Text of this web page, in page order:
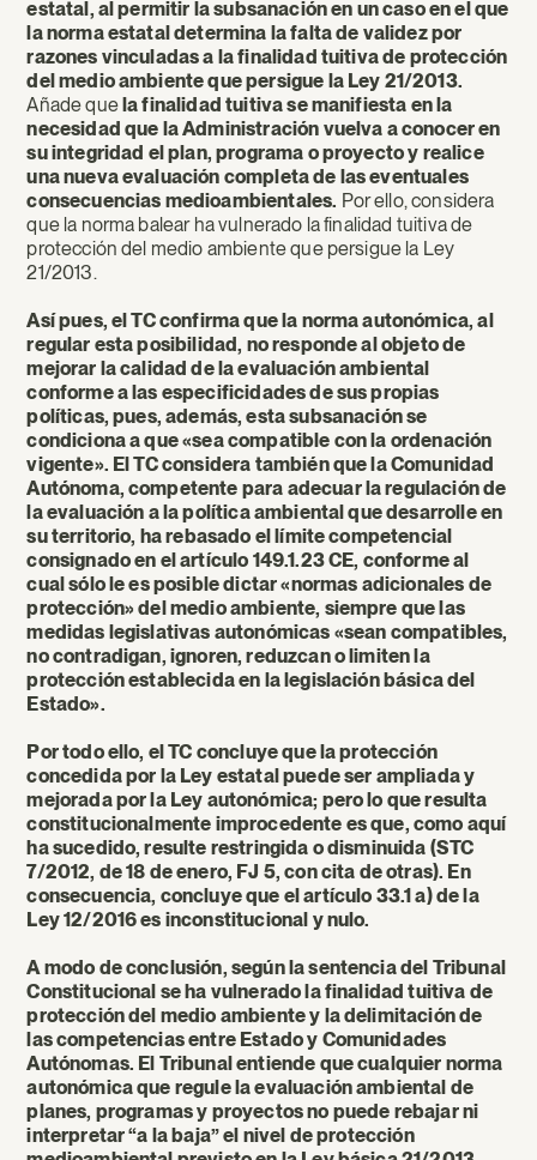
estatal, al permitir la subsanación en un caso en el que
la norma estatal determina la falta de validez por
razones vinculadas a la finalidad tuitiva de protección
del medio ambiente que persigue la Ley 21/2013.
Añade quela finalidad tuitiva se manifiesta en la
necesidad que la Administración vuelva a conocer en
su integridad el plan, programa o proyecto y realice
una nueva evaluación completa de las eventuales
consecuencias medioambientales. Por ello, considera
que la norma balear ha vulnerado la finalidad tuitiva de
protección del medio ambiente que persigue la Ley
21/2013.
Así pues, el TC confirma que la norma autonómica, al
regular esta posibilidad, no responde al objeto de
mejorar la calidad de la evaluación ambiental
conforme a las especificidades de sus propias
políticas, pues, además, esta subsanación se
condiciona a que «sea compatible con la ordenación
vigente». El TC considera también que la Comunidad
Autónoma, competente para adecuar la regulación de
la evaluación a la política ambiental que desarrolle en
su territorio, ha rebasado el límite competencial
consignado en el artículo 149.1.23 CE, conforme al
cual sólo le es posible dictar «normas adicionales de
protección» del medio ambiente, siempre que las
medidas legislativas autonómicas «sean compatibles,
no contradigan, ignoren, reduzcan o limiten la
protección establecida en la legislación básica del
Estado».
Por todo ello, el TC concluye que la protección
concedida por la Ley estatal puede ser ampliada y
mejorada por la Ley autonómica; pero lo que resulta
constitucionalmente improcedente es que, como aquí
ha sucedido, resulte restringida o disminuida (STC
7/2012, de 18 de enero, FJ 5, con cita de otras). En
consecuencia, concluye que el artículo 33.1 a) de la
Ley 12/2016 es inconstitucional y nulo.
A modo de conclusión, según la sentencia del Tribunal
Constitucional se ha vulnerado la finalidad tuitiva de
protección del medio ambiente y la delimitación de
las competencias entre Estado y Comunidades
Autónomas. El Tribunal entiende que cualquier norma
autonómica que regule la evaluación ambiental de
planes, programas y proyectos no puede rebajar ni
interpretar “a la baja” el nivel de protección